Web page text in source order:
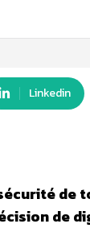
Linkedin
de
de